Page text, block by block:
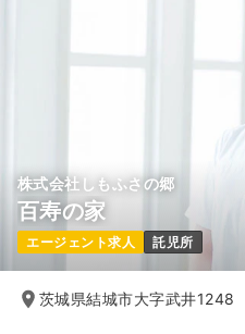
株式会社しもふさの郷
百寿の家
エージェント求人 託児所
茨城県結城市大字武井1248